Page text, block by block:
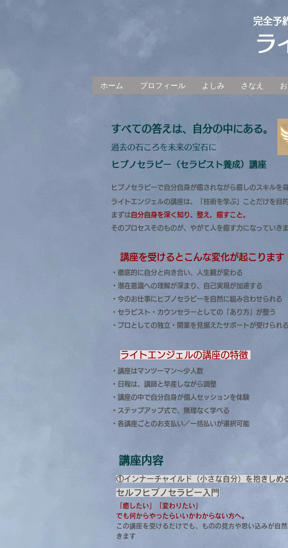
完全予
ラ
ホーム プロフィール よしみ さなえ
すべての答えは、自分の中にある。
過去の石ころを未来の宝石に
ヒプノセラピー（セラピスト養成）講座
ヒプノセラピーで自分自身が癒されながら癒しのスキルを
ライトエンジェルの講座は、「技術を学ぶ」ことだけを目
​まずは自分自身を深く知り、整え，癒すこと。
そのプロセスそのものが、やがて人を癒す力になっていきま
講座を受けるとこんな変化が起こります
・徹底的に自分と向き合い、人生観が変わる
・潜在意識への理解が深まり、自己実現が加速する
・今のお仕事にヒプノセラピーを自然に組み合わせられる
・セラピスト・カウンセラーとしての「あり方」が整う
・プロとしての独立・開業を見据えたサポートが受けられ
ライトエンジェルの講座の特徴
・講座はマンツーマン～少人数
・日程は、講師と早産しながら調整
・講座の中で自分自身が個人セッションを体験
・ステップアップ式で、無理なく学べる
​・各講座ごとのお支払い／一括払いが選択可能
​講座内容
①インナーチャイルド（小さな自分）を抱きしめ
セルフヒプノセラピー入門
「癒したい」「変わりたい」
でも何からやったらいいかわからない方へ。
この講座を受けるだけでも、ものの見方や思い込みが自
きます